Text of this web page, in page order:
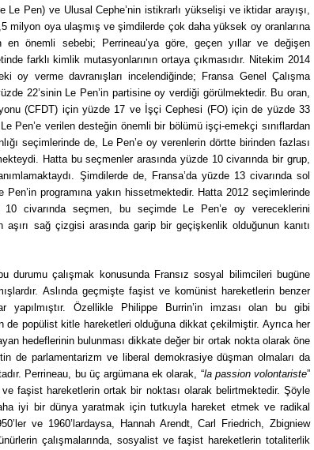
Le Pen) ve Ulusal Cephe’nin istikrarlı yükselişi ve iktidar arayışı,
milyon oya ulaşmış ve şimdilerde çok daha yüksek oy oranlarına
en önemli sebebi; Perrineau’ya göre, geçen yıllar ve değişen
farklı kimlik mutasyonlarının ortaya çıkmasıdır. Nitekim 2014
oy verme davranışları incelendiğinde; Fransa Genel Çalışma
22’sinin Le Pen’in partisine oy verdiği görülmektedir. Bu oran,
(CFDT) için yüzde 17 ve İşçi Cephesi (FO) için de yüzde 33
Pen’e verilen desteğin önemli bir bölümü işçi-emekçi sınıflardan
seçimlerinde de, Le Pen’e oy verenlerin dörtte birinden fazlası
Hatta bu seçmenler arasında yüzde 10 civarında bir grup,
Şimdilerde de, Fransa’da yüzde 13 civarında sol
programına yakın hissetmektedir. Hatta 2012 seçimlerinde
10 civarında seçmen, bu seçimde Le Pen’e oy vereceklerini
sağ çizgisi arasında garip bir geçişkenlik olduğunun kanıtı
durumu çalışmak konusunda Fransız sosyal bilimcileri bugüne
Aslında geçmişte faşist ve komünist hareketlerin benzer
yapılmıştır. Özellikle Philippe Burrin’in imzası olan bu gibi
de popülist kitle hareketleri olduğuna dikkat çekilmiştir. Ayrıca her
hedeflerinin bulunması dikkate değer bir ortak nokta olarak öne
de parlamentarizm ve liberal demokrasiye düşman olmaları da
Perrineau, bu üç argümana ek olarak, “la passion volontariste”
faşist hareketlerin ortak bir noktası olarak belirtmektedir. Şöyle
iyi bir dünya yaratmak için tutkuyla hareket etmek ve radikal
ve 1960’lardaysa, Hannah Arendt, Carl Friedrich, Zbigniew
çalışmalarında, sosyalist ve faşist hareketlerin totaliterlik